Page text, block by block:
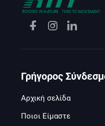
Γρήγορος
Αρχική σελίδα
Ποιοι Είμαστε